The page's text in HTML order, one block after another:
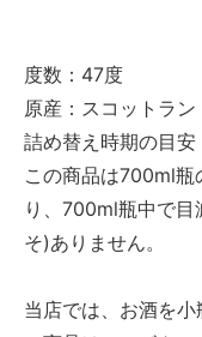
度数：47度
原産：スコットラン
詰め替え時期の目
この商品は700ml瓶
り、700ml瓶中で目
そ)ありません。
当店では、お酒を